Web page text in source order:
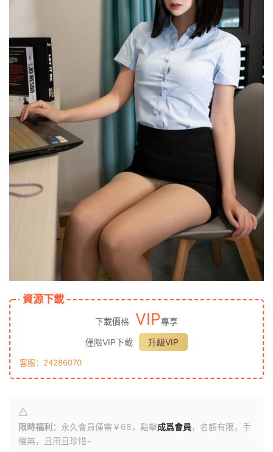
資源下載
下載價格 VIP專享
僅限VIP下載
升級VIP
客服：24286070
限時福利： 永久會員僅需￥68，點擊成爲會員，名額有限，手
慢無，且用且珍惜~